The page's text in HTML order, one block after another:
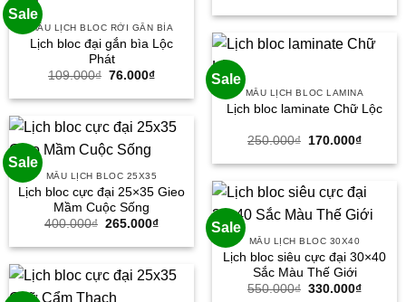
là:
tại
Sale
MẪU LỊCH BLOC RỜI GẮN BÌA
Lịch bloc đại gắn bìa Lộc
Phát
109.000₫ Giá
là:
76.000₫Giá
tại
76.000₫.
Sale
MẪU LỊCH BLOC LAMINA
Lịch bloc laminate Chữ Lộc
250.000₫
Giá
là:
170.000₫Giá
tại
Sale
MẪU LỊCH BLOC 25X35
Lịch bloc cực đại 25×35 Gieo
Mầm Cuộc Sống
400.000₫ Giá
là:
265.000₫Giá
tại
265.000₫.
Sale
MẪU LỊCH BLOC 30X40
Lịch bloc siêu cực đại 30×40
Sắc Màu Thế Giới
550.000₫ Giá
330.000₫Giá